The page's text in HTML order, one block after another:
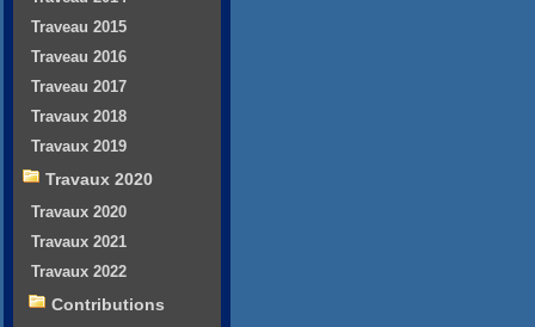
Traveau 2015
Traveau 2016
Traveau 2017
Travaux 2018
Travaux 2019
Travaux 2020
Travaux 2020
Travaux 2021
Travaux 2022
Contributions